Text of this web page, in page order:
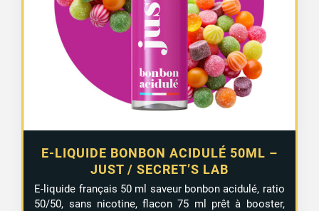
E-LIQUIDE BONBON ACIDULÉ 50ML –
JUST / SECRET’S LAB
13,99 €. 9,99 €.
E-liquide français 50 ml saveur bonbon acidulé, ratio
50/50, sans nicotine, flacon 75 ml prêt à booster,